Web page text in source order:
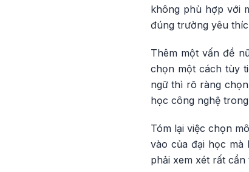
không phù hợp với
đúng trường yêu
Thêm một vấn đề
chọn một cách tùy
ngữ thì rõ ràng
học công nghệ
Tóm lại việc chọn
vào của đại học mà
phải xem xét rất